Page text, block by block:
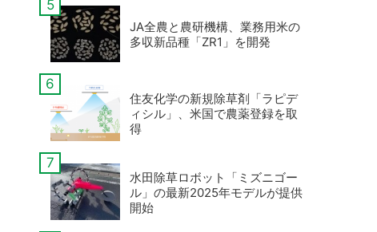
JA全農と農研機構、業務用米の
多収新品種「ZR1」を開発
住友化学の新規除草剤「ラピデ
ィシル」、米国で農薬登録を取
得
水田除草ロボット「ミズニゴー
ル」の最新2025年モデルが提供
開始